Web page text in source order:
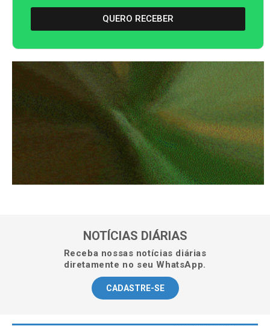
QUERO RECEBER
NOTÍCIAS DIÁRIAS
Receba nossas notícias diárias
diretamente no seu WhatsApp.
CADASTRE-SE